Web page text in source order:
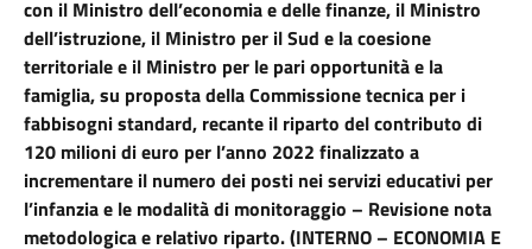
con il Ministro dell’economia e delle finanze, il Ministro
dell’istruzione, il Ministro per il Sud e la coesione
territoriale e il Ministro per le pari opportunità e la
famiglia, su proposta della Commissione tecnica per i
fabbisogni standard, recante il riparto del contributo di
120 milioni di euro per l’anno 2022 finalizzato a
incrementare il numero dei posti nei servizi educativi per
l’infanzia e le modalità di monitoraggio – Revisione nota
metodologica e relativo riparto. (INTERNO – ECONOMIA E